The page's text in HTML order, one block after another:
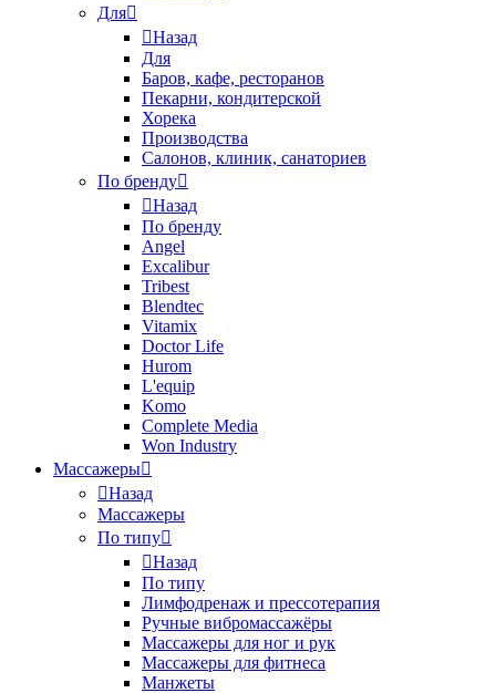
Для
Назад
Для
Баров, кафе, ресторанов
Пекарни, кондитерской
Хорека
Производства
Салонов, клиник, санаториев
По бренду
Назад
По бренду
Angel
Excalibur
Tribest
Blendtec
Vitamix
Doctor Life
Hurom
L'equip
Komo
Complete Media
Won Industry
Массажеры
Назад
Массажеры
По типу
Назад
По типу
Лимфодренаж и прессотерапия
Ручные вибромассажёры
Массажеры для ног и рук
Массажеры для фитнеса
Манжеты